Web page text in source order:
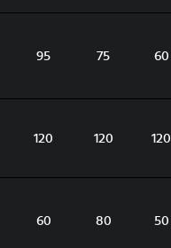
95 75 60
120 120 120
60 80 50